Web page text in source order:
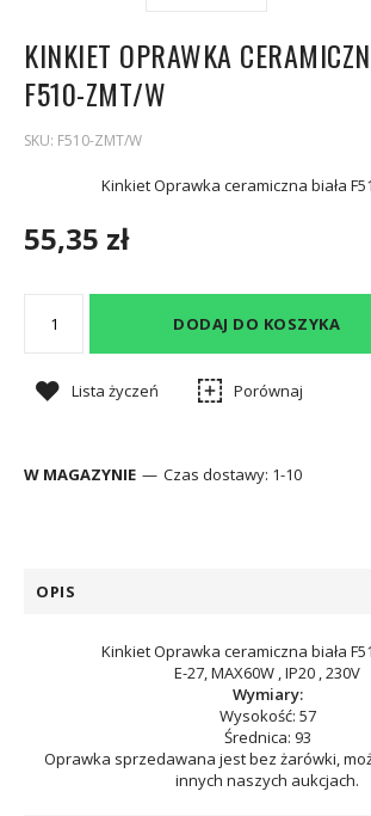
KINKIET OPRAWKA
F510-ZMT/W
SKU: F510-ZMT/W
Kinkiet Oprawka ceramiczna biała
55,35 zł
DODAJ DO KOSZYKA
Lista życzeń Porównaj
W MAGAZYNIE Czas dostawy: 1-10
OPIS
Kinkiet Oprawka ceramiczna biała
E-27, MAX60W , IP20 , 230V
Wymiary:
Wysokość: 57
Średnica: 93
Oprawka sprzedawana jest bez żarówki,
innych naszych aukcjach.